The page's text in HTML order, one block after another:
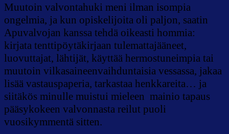
Muutoin valvontahuki meni ilman isompia
ongelmia, ja kun opiskelijoita oli paljon, saatin
Apuvalvojan kanssa tehdä oikeasti hommia:
kirjata tenttipöytäkirjaan tulemattajääneet,
luovuttajat, lähtijät, käyttää hermostuneimpia tai
muutoin vilkasaineenvaihduntaisia vessassa, jakaa
lisää vastauspaperia, tarkastaa henkkareita… ja
siitäkös minulle muistui mieleen mainio tapaus
pääsykokeen valvonnasta reilut puoli
vuosikymmentä sitten.